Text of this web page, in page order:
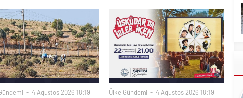
4 Ağustos 2026 18:19 Ülke Gündemi 4 Ağustos 2026 18:19